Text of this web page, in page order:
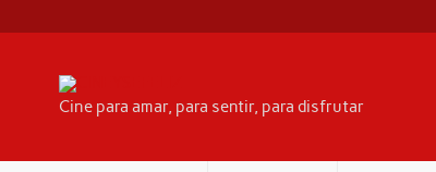
content
CINEYSEFELIZ
Cine para amar, para sentir, para disfrutar